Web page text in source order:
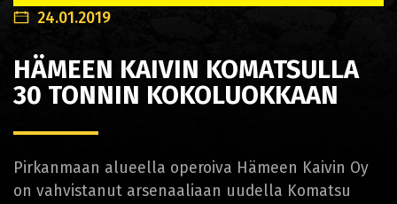
24.01.2019
HÄMEEN KAIVIN KOMATSULLA
30 TONNIN KOKOLUOKKAAN
Pirkanmaan alueella operoiva Hämeen Kaivin Oy
on vahvistanut arsenaaliaan uudella Komatsu